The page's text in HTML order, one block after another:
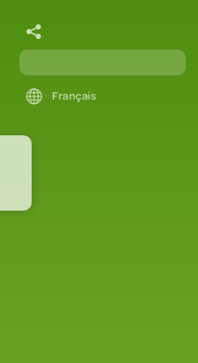
Français